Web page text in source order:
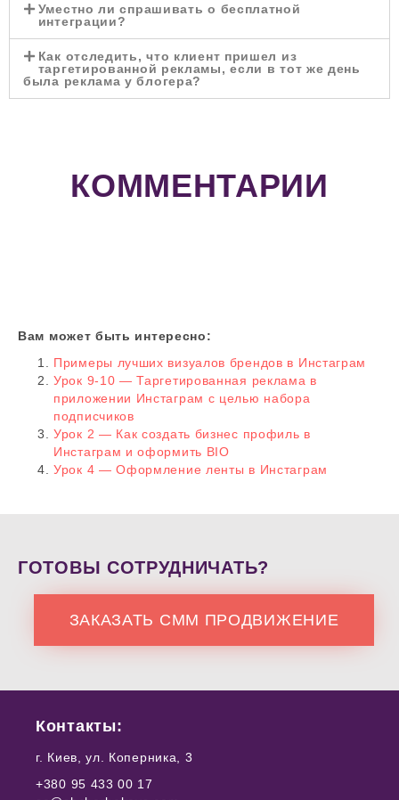
Уместно ли спрашивать о бесплатной
интеграции?
Как отследить, что клиент пришел из
таргетированной рекламы, если в тот же день
была реклама у блогера?
КОММЕНТАРИИ
Вам может быть интересно:
Примеры лучших визуалов брендов в Инстаграм
Урок 9-10 — Таргетированная реклама в
приложении Инстаграм с целью набора
подписчиков
Урок 2 — Как создать бизнес профиль в
Инстаграм и оформить BIO
Урок 4 — Оформление ленты в Инстаграм
ГОТОВЫ СОТРУДНИЧАТЬ?
ЗАКАЗАТЬ СММ ПРОДВИЖЕНИЕ
Контакты:
г. Киев, ул. Коперника, 3
+380 95 433 00 17